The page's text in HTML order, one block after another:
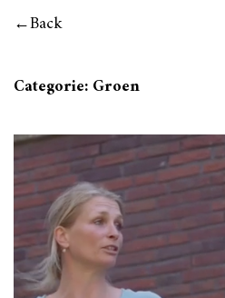
Back
Categorie:Groen